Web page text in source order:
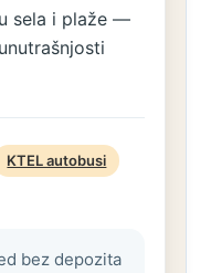
sela i plaže —
KTEL autobusi
bez depozita